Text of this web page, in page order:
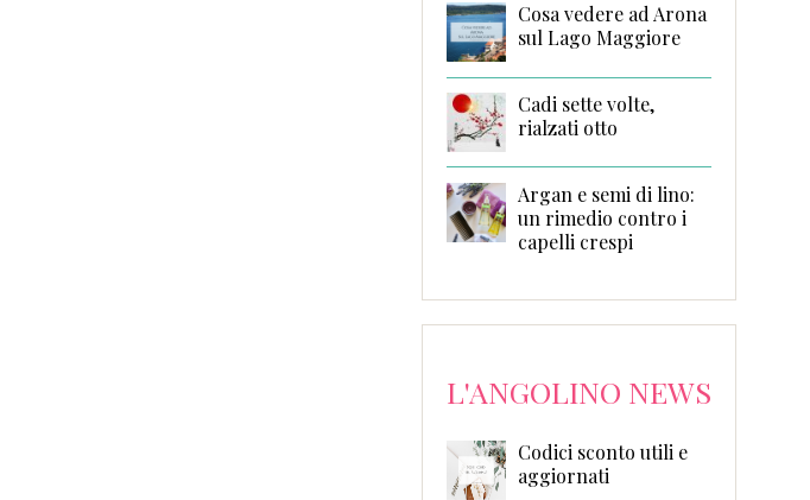
Cosa vedere ad Arona
sul Lago Maggiore
Cadi sette volte,
rialzati otto
Argan e semi di lino:
un rimedio contro i
capelli crespi
L'ANGOLINO NEWS
Codici sconto utili e
aggiornati